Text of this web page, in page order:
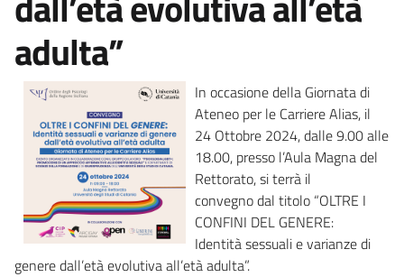
adulta”
In occasione della Giornata di
Ateneo per le Carriere Alias, il
24 Ottobre 2024, dalle 9.00 alle
18.00, presso l’Aula Magna del
Rettorato, si terrà il
convegno dal titolo “OLTRE I
CONFINI DEL GENERE:
Identità sessuali e varianze di
genere dall’età evolutiva all’età adulta”.